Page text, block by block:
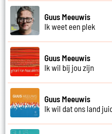
Guus Meeuwis
Ik weet een plek
Guus Meeuwis
Ik wil bij jou zijn
Guus Meeuwis
Ik wil dat ons land